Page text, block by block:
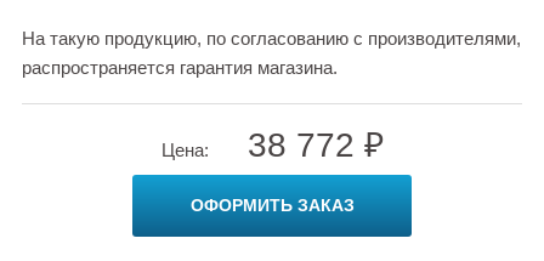
На такую продукцию, по согласованию с производителями,
распространяется гарантия магазина.
Цена: 38 772 ₽
ОФОРМИТЬ ЗАКАЗ